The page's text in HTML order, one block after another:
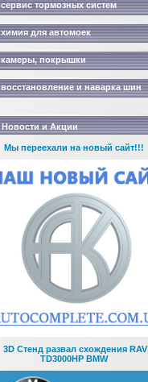
сервис тормозных систем
химия для автомоек
камеры, покрышки
восстановление и наварка шин
Новости и Акции
Мы переехали на новый сайт!!!
3D Стенд развал схождения RAV
TD3000HP BMW